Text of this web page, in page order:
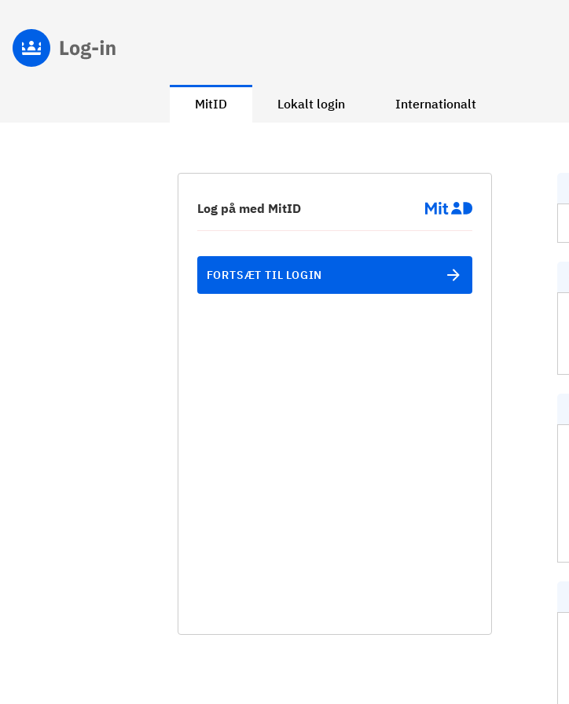
MitID Lokalt login Internationalt
Log på med MitID
FORTSÆT TIL LOGIN